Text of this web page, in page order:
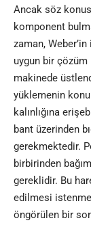
Ancak söz
komponent
zaman,
uygun bir
makinede
yüklemenin
kalınlığına
bant üzerinden
gerekmektedir.
birbirinden
gereklidir. Bu
edilmesi
öngörülen bir